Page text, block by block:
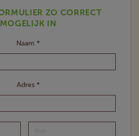
ZO CORRECT
MOGELIJK IN
Naam *
Adres *